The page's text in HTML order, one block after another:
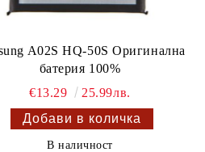
A02S HQ-50S Оригинална
батерия 100%
€13.29
25.99лв.
В наличност